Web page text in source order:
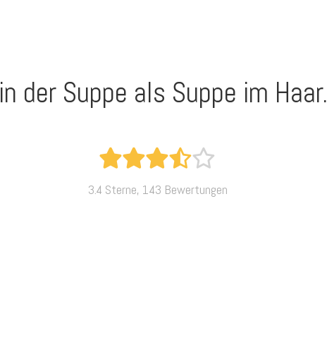
der Suppe als Suppe im Haar.
3.4 Sterne, 143 Bewertungen